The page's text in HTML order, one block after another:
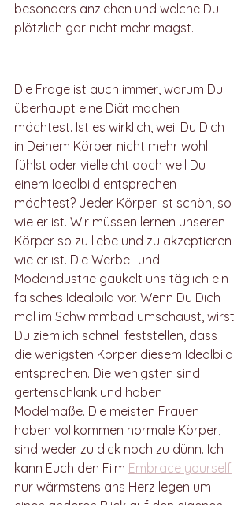
besonders anziehen und welche Du
plötzlich gar nicht mehr magst.
Die Frage ist auch immer, warum Du
überhaupt eine Diät machen
möchtest. Ist es wirklich, weil Du Dich
in Deinem Körper nicht mehr wohl
fühlst oder vielleicht doch weil Du
einem Idealbild entsprechen
möchtest? Jeder Körper ist schön, so
wie er ist. Wir müssen lernen unseren
Körper so zu liebe und zu akzeptieren
wie er ist. Die Werbe- und
Modeindustrie gaukelt uns täglich ein
falsches Idealbild vor. Wenn Du Dich
mal im Schwimmbad umschaust, wirst
Du ziemlich schnell feststellen, dass
die wenigsten Körper diesem Idealbild
entsprechen. Die wenigsten sind
gertenschlank und haben
Modelmaße. Die meisten Frauen
haben vollkommen normale Körper,
sind weder zu dick noch zu dünn. Ich
kann Euch den Film Embrace yourself
nur wärmstens ans Herz legen um